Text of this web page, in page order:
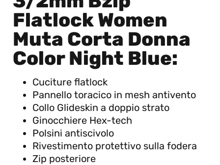
Flatlock Women
Muta Corta Donna
Color Night Blue:
Cuciture flatlock
Pannello toracico in mesh antivento
Collo Glideskin a doppio strato
Ginocchiere Hex-tech
Polsini antiscivolo
Rivestimento protettivo sulla fodera
Zip posteriore